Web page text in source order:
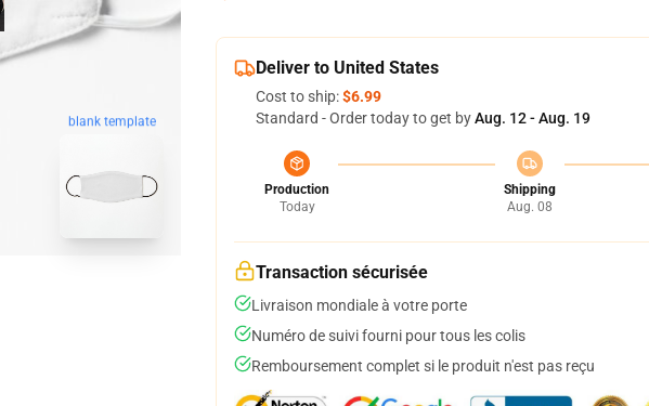
blank template
Deliver to United States
Cost to ship:$6.99
Standard - Order today to get byAug. 12 - Aug. 19
Production
Today
Shipping
Aug. 08
Transaction sécurisée
Livraison mondiale à votre porte
Numéro de suivi fourni pour tous les colis
Remboursement complet si le produit n'est pas reçu